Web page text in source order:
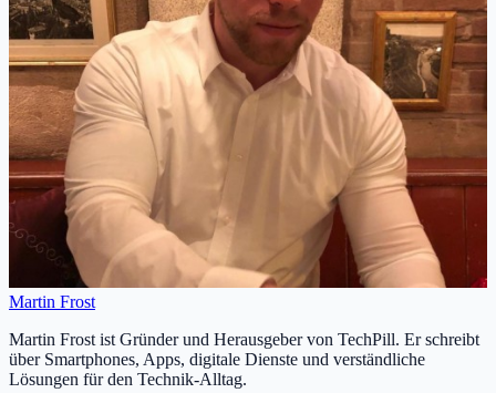
Martin Frost
Martin Frost ist Gründer und Herausgeber von TechPill. Er schreibt
über Smartphones, Apps, digitale Dienste und verständliche
Lösungen für den Technik-Alltag.